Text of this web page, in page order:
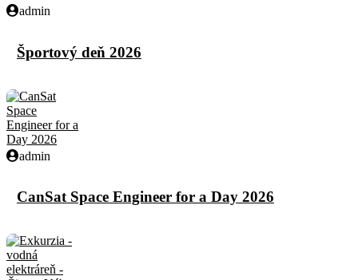
admin
Športový deň 2026
admin
CanSat Space Engineer for a Day 2026